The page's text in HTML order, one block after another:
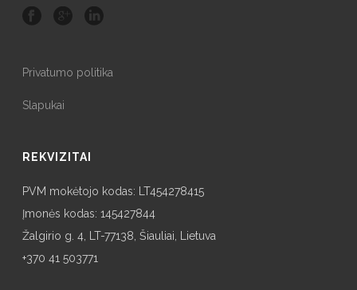
Privatumo politika
Slapukai
REKVIZITAI
PVM mokėtojo kodas: LT454278415
Įmonės kodas: 145427844
Žalgirio g. 4, LT-77138, Šiauliai, Lietuva
+370 41 503771